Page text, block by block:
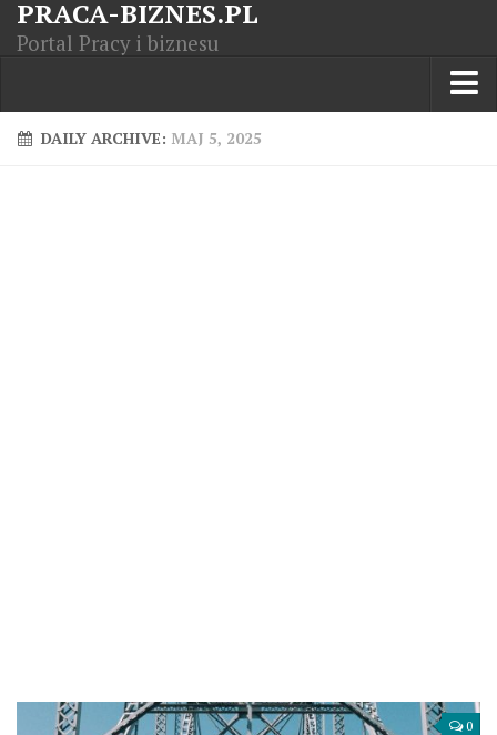
PRACA-BIZNES.PL
Portal Pracy i biznesu
Praca w kraju
DAILY ARCHIVE: MAJ 5, 2025
0